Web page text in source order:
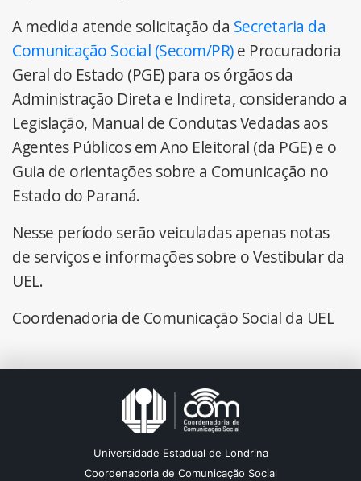
A medida atende solicitação da Secretaria da
Comunicação Social (Secom/PR)e Procuradoria
Geral do Estado (PGE) para os órgãos da
Administração Direta e Indireta, considerando a
Legislação, Manual de Condutas Vedadas aos
Agentes Públicos em Ano Eleitoral (da PGE) e o
Guia de orientações sobre a Comunicação no
Estado do Paraná.
Nesse período serão veiculadas apenas notas
de serviços e informações sobre o Vestibular da
UEL.
Coordenadoria de Comunicação Social da UEL
Universidade Estadual de Londrina
Coordenadoria de Comunicação Social